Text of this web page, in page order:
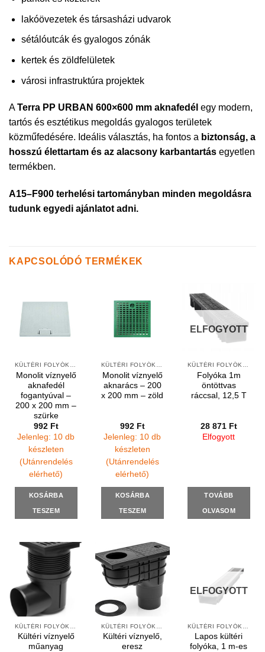
lakóövezetek és társasházi udvarok
sétálóutcák és gyalogos zónák
kertek és zöldfelületek
városi infrastruktúra projektek
ATerra PP URBAN 600×600 mm aknafedél egy modern,
tartós és esztétikus megoldás gyalogos területek
közműfedésére. Ideális választás, ha fontos a biztonság, a
hosszú élettartam és az alacsony karbantartás egyetlen
termékben.
A15–F900 terhelési tartományban minden megoldásra
tudunk egyedi ajánlatot adni.
KAPCSOLÓDÓ TERMÉKEK
Monolit víznyelő
aknafedél
fogantyúval –
200 x 200 mm –
szürke
992 Ft
Jelenleg: 10 db
készleten
(Utánrendelés
elérhető)
KOSÁRBA
TESZEM
Monolit víznyelő
aknarács – 200
x 200 mm – zöld
992 Ft
Jelenleg: 10 db
készleten
(Utánrendelés
elérhető)
KOSÁRBA
TESZEM
ELFOGYOTT
Folyóka 1m
öntöttvas
ráccsal, 12,5 T
28 871 Ft
Elfogyott
TOVÁBB
OLVASOM
Kültéri víznyelő
műanyag
Kültéri víznyelő,
eresz
ELFOGYOTT
Lapos kültéri
folyóka, 1 m-es